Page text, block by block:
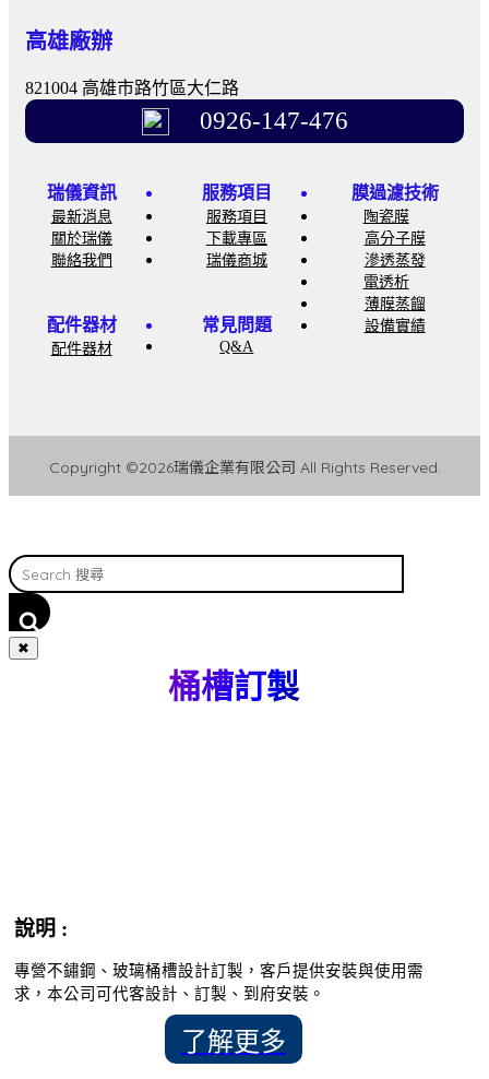
高雄廠辦
821004 高雄市路竹區大仁路
0926-147-476
瑞儀資訊
最新消息
關於瑞儀
聯絡我們
服務項目
服務項目
下載專區
瑞儀商城
膜過濾技術
陶瓷膜
高分子膜
滲透蒸發
電透析
薄膜蒸餾
設備實績
配件器材
配件器材
常見問題
Q&A
Copyright ©2026瑞儀企業有限公司 All Rights Reserved.
尋
✖
桶槽訂製
說明 :
專營不鏽鋼、玻璃桶槽設計訂製，客戶提供安裝與使用需
求，本公司可代客設計、訂製、到府安裝。
了解更多